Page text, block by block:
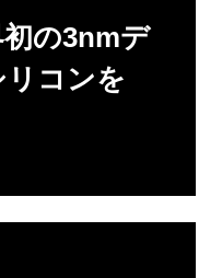
の3nmデ
コンを